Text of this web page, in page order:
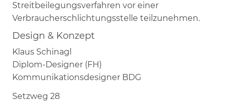
Streitbeilegungsverfahren vor einer
Verbraucherschlichtungsstelle teilzunehmen.
Design & Konzept
Klaus Schinagl
Diplom-Designer (FH)
Kommunikationsdesigner BDG
Setzweg 28